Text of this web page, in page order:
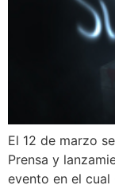
El 12 de marzo
Prensa y
evento en el cual